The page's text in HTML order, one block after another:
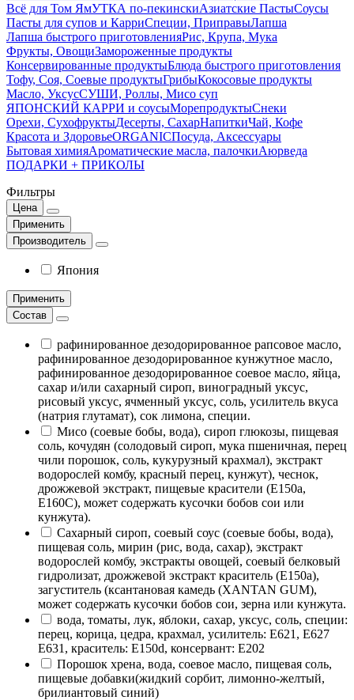
Всё для Том ЯмУТКА по-пекинскиАзиатские ПастыСоусы
Пасты для супов и КарриСпеции, ПриправыЛапша
Лапша быстрого приготовленияРис, Крупа, Мука
Фрукты, ОвощиЗамороженные продукты
Консервированные продуктыБлюда быстрого приготовления
Тофу, Соя, Соевые продуктыГрибыКокосовые продукты
Масло, УксусСУШИ, Роллы, Мисо суп
ЯПОНСКИЙ КАРРИ и соусыМорепродуктыСнеки
Орехи, СухофруктыДесерты, СахарНапиткиЧай, Кофе
Красота и ЗдоровьеORGANICПосуда, Аксессуары
Бытовая химияАроматические масла, палочкиАюрведа
ПОДАРКИ + ПРИКОЛЫ
Фильтры
Цена
Применить
Производитель
Япония
Применить
Состав
рафинированное дезодорированное рапсовое масло,
рафинированное дезодорированное кунжутное масло,
рафинированное дезодорированное соевое масло, яйца,
сахар и/или сахарный сироп, виноградный уксус,
рисовый уксус, ячменный уксус, соль, усилитель вкуса
(натрия глутамат), сок лимона, специи.
Мисо (соевые бобы, вода), сироп глюкозы, пищевая
соль, кочудян (солодовый сироп, мука пшеничная, перец
чили порошок, соль, кукурузный крахмал), экстракт
водорослей комбу, красный перец, кунжут), чеснок,
дрожжевой экстракт, пищевые красители (Е150а,
Е160С), может содержать кусочки бобов сои или
кунжута).
Сахарный сироп, соевый соус (соевые бобы, вода),
пищевая соль, мирин (рис, вода, сахар), экстракт
водорослей комбу, экстракты овощей, соевый белковый
гидролизат, дрожжевой экстракт краситель (Е150a),
загуститель (ксантановая камедь (XANTAN GUM),
может содержать кусочки бобов сои, зерна или кунжута.
вода, томаты, лук, яблоки, сахар, уксус, соль, специи:
перец, корица, цедра, крахмал, усилитель: Е621, Е627
Е631, краситель: Е150d, консервант: Е202
Порошок хрена, вода, соевое масло, пищевая соль,
пищевые добавки(жидкий сорбит, лимонно-желтый,
брилиантовый синий)